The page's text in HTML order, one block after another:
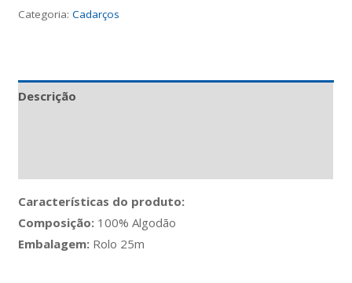
Categoria:Cadarços
Descrição
Características do produto:
Composição: 100% Algodão
Embalagem: Rolo 25m